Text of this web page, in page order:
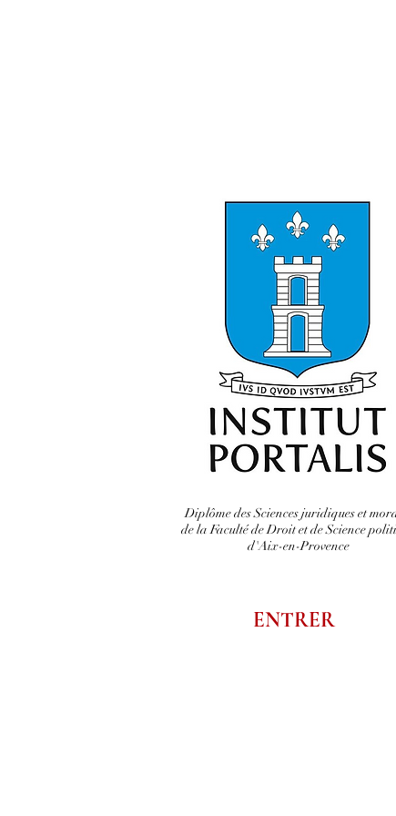
Diplôme des Sciences juridiques et
de la Faculté de Droit et de Science
d'Aix-en-Provence
ENTRER